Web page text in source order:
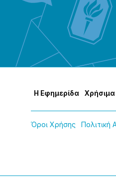
Η Εφημερίδα
Όροɩ Χρήσης Πολɩτɩκή